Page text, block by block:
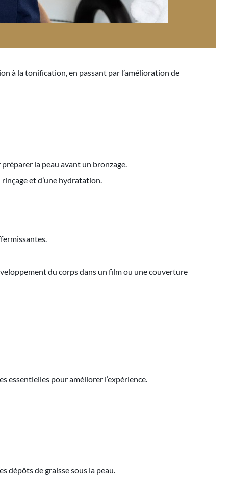
à la tonification, en passant par l’amélioration de
la peau avant un bronzage.
et d’une hydratation.
du corps dans un film ou une couverture
essentielles pour améliorer l’expérience.
dépôts de graisse sous la peau.